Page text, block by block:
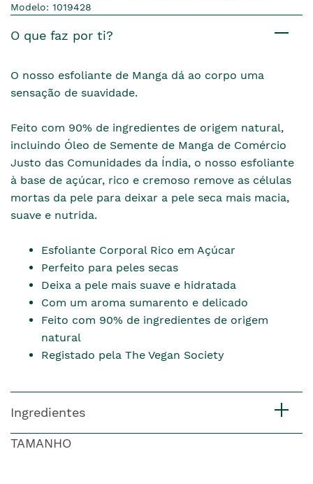
Modelo: 1019428
O que faz por ti?
O nosso esfoliante de Manga dá ao corpo uma
sensação de suavidade.
Feito com 90% de ingredientes de origem natural,
incluindo Óleo de Semente de Manga de Comércio
Justo das Comunidades da Índia, o nosso esfoliante
à base de açúcar, rico e cremoso remove as células
mortas da pele para deixar a pele seca mais macia,
suave e nutrida.
Esfoliante Corporal Rico em Açúcar
Perfeito para peles secas
Deixa a pele mais suave e hidratada
Com um aroma sumarento e delicado
Feito com 90% de ingredientes de origem
natural
Registado pela The Vegan Society
Ingredientes
TAMANHO